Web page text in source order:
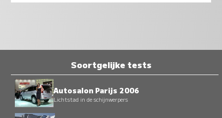
Soortgelijke tests
Autosalon Parijs 2006
Lichtstad in de schijnwerpers